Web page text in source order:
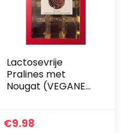
Lactosevrije
Pralines met
Nougat (VEGANE
200g
€9.98